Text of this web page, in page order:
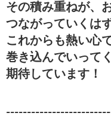
その積み重ねが、
つながっていくは
これからも熱い心
巻き込んでいって
期待しています！